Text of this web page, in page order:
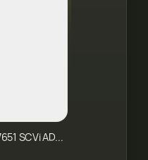
SCVi AD...